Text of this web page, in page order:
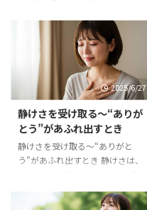
て、何が正しいのかわからない」
「誰かの言葉に、心がふりまわさ
れる」 そんな感覚に疲れていま
せんか？ 2025年7月5日という節
目を目前に、 多くの人が心のど
こかで“何か”を感じ取っていま
す。 そのなかで私たちが選べる
もの。 それは「静けさ」とい
う、たったひとつの在り方です。
「静けさ」は、未来にふりまわ
されない力になる 未来は、まだ
不安に染まっ ...
2025/6/27
静けさを受け取る～“ありが
とう”があふれ出すとき
静けさを受け取る～“ありがと
う”があふれ出すとき 静けさは、
人と比べたり、正しさを求めてい